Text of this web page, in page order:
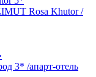
Rosa Khutor /
3* /апарт-отель